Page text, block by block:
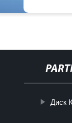
Диск